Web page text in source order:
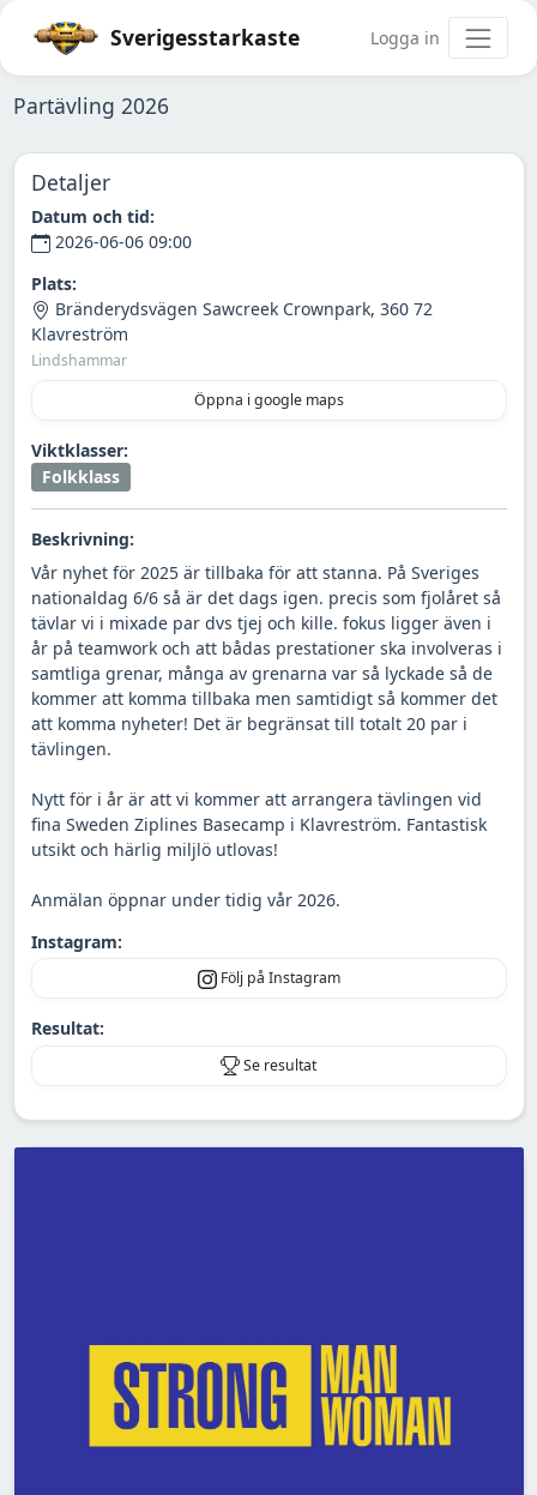
Sverigesstarkaste Logga in
Partävling 2026
Detaljer
Datum och tid:
2026-06-06 09:00
Plats:
Bränderydsvägen Sawcreek Crownpark, 360 72
Klavreström
Lindshammar
Öppna i google maps
Viktklasser:
Folkklass
Beskrivning:
Vår nyhet för 2025 är tillbaka för att stanna. På Sveriges
nationaldag 6/6 så är det dags igen. precis som fjolåret så
tävlar vi i mixade par dvs tjej och kille. fokus ligger även i
år på teamwork och att bådas prestationer ska involveras i
samtliga grenar, många av grenarna var så lyckade så de
kommer att komma tillbaka men samtidigt så kommer det
att komma nyheter! Det är begränsat till totalt 20 par i
tävlingen.
Nytt för i år är att vi kommer att arrangera tävlingen vid
fina Sweden Ziplines Basecamp i Klavreström. Fantastisk
utsikt och härlig miljlö utlovas!
Anmälan öppnar under tidig vår 2026.
Instagram:
Följ på Instagram
Resultat:
Se resultat